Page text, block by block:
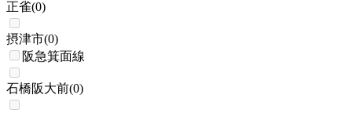
正雀(0)
摂津市(0)
阪急箕面線
石橋阪大前(0)